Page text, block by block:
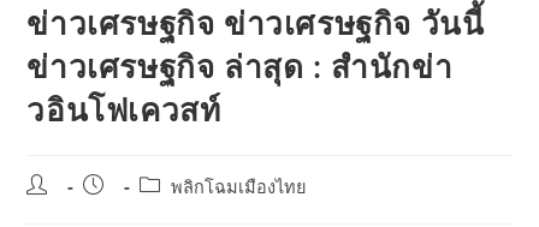
ข่าวเศรษฐกิจ ข่าวเศรษฐกิจ วันนี้
ข่าวเศรษฐกิจ ล่าสุด : สำนักข่า
วอินโฟเควสท์
Post
Post
Postพลิกโฉมเมืองไทย